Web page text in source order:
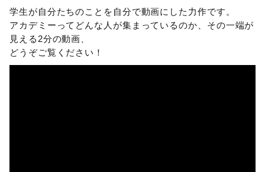
学生が自分たちのことを自分で動画にした力作です。
アカデミーってどんな人が集まっているのか、その一端が
見える2分の動画、
どうぞご覧ください！